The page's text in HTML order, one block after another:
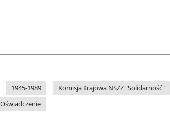
1945-1989 Komisja Krajowa NSZZ "Solidarność"
Oświadczenie